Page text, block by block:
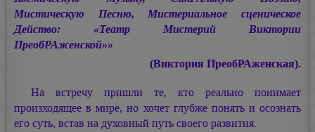
Мистическую Песню, Мистериальное сценическое
Действо: «Театр Мистерий Виктории
ПреобРАженской»»
(Виктория ПреобРАженская).
На встречу пришли те, кто реально понимает
произходящее в мире, но хочет глубже понять и осознать
его суть, встав на духовный путь своего развития.